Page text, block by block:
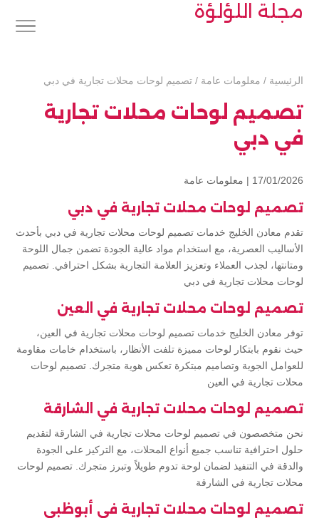
مجلة اللؤلؤة
الرئيسية / معلومات عامة / تصميم لوحات محلات تجارية في دبي
تصميم لوحات محلات تجارية
في دبي
17/01/2026 | معلومات عامة
تصميم لوحات محلات تجارية في دبي
تقدم معادن الخليج خدمات تصميم لوحات محلات تجارية في دبي بأحدث
الأساليب العصرية، مع استخدام مواد عالية الجودة تضمن جمال اللوحة
ومتانتها، لجذب العملاء وتعزيز العلامة التجارية بشكل احترافي. تصميم
لوحات محلات تجارية في دبي
تصميم لوحات محلات تجارية في العين
توفر معادن الخليج خدمات تصميم لوحات محلات تجارية في العين،
حيث نقوم بابتكار لوحات مميزة تلفت الأنظار، باستخدام خامات مقاومة
للعوامل الجوية وتصاميم مبتكرة تعكس هوية متجرك. تصميم لوحات
محلات تجارية في العين
تصميم لوحات محلات تجارية في الشارقة
نحن متخصصون في تصميم لوحات محلات تجارية في الشارقة لتقديم
حلول احترافية تناسب جميع أنواع المحلات، مع التركيز على الجودة
والدقة في التنفيذ لضمان لوحة تدوم طويلاً وتبرز متجرك. تصميم لوحات
محلات تجارية في الشارقة
تصميم لوحات محلات تجارية في أبوظبي